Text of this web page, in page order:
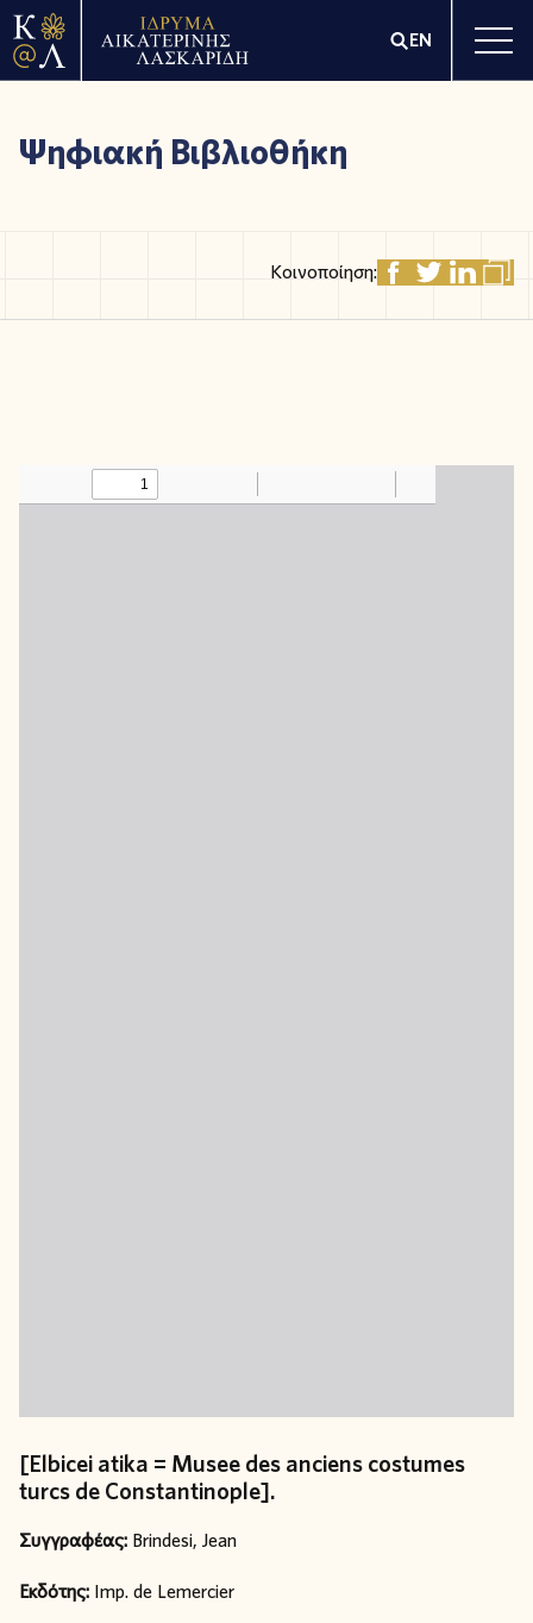
EN
Ψηφιακή Βιβλιοθήκη
Κοινοποίηση:
[Elbicei atika = Musee des anciens costumes
turcs de Constantinople].
Συγγραφέας: Brindesi, Jean
Εκδότης: Imp. de Lemercier